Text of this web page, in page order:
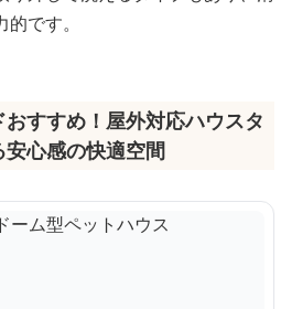
です。
すすめ！屋外対応ハウスタ
心感の快適空間